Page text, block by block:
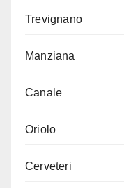
Trevignano
Manziana
Canale
Oriolo
Cerveteri